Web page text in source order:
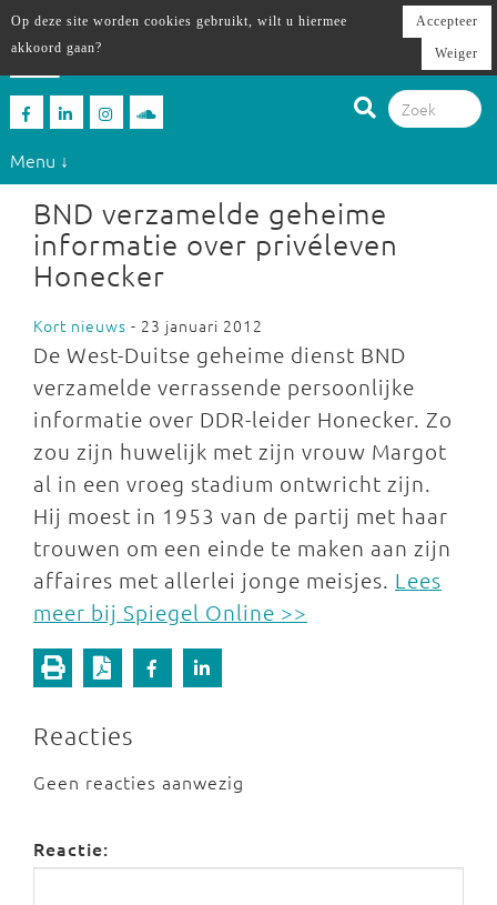
Menu ↓
BND verzamelde geheime
informatie over privéleven
Honecker
Kort nieuws - 23 januari 2012
De West-Duitse geheime dienst BND
verzamelde verrassende persoonlijke
informatie over DDR-leider Honecker. Zo
zou zijn huwelijk met zijn vrouw Margot
al in een vroeg stadium ontwricht zijn.
Hij moest in 1953 van de partij met haar
trouwen om een einde te maken aan zijn
affaires met allerlei jonge meisjes. Lees
meer bij Spiegel Online >>
Reacties
Geen reacties aanwezig
Reactie:
Op deze site worden cookies gebruikt, wilt u hiermee
akkoord gaan?
Accepteer
Weiger